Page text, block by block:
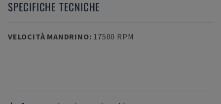
SPECIFICHE TECNICHE
VELOCITÀ MANDRINO: 17500 RPM